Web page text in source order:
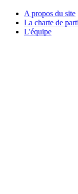
A propos du site
La charte de
L'équipe